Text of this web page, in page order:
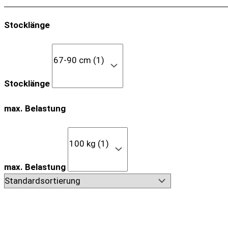
Stocklänge
Stocklänge
max. Belastung
max. Belastung